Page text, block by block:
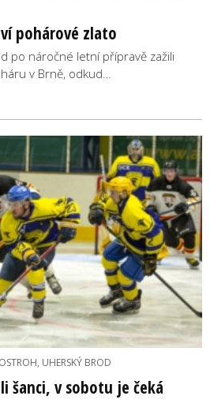
pohárové zlato
po náročné letní přípravě zažili
v Brně, odkud…
UHERSKÝ BROD
šanci, v sobotu je čeká